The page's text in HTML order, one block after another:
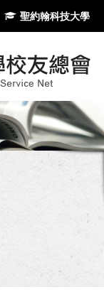
聖約翰科技大學